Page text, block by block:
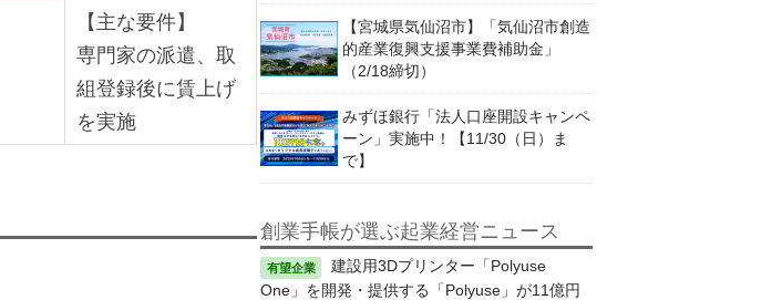
【主な要件】
専門家の派遣、取
組登録後に賃上げ
を実施
【宮城県気仙沼市】「気仙沼市創造
的産業復興支援事業費補助金」
（2/18締切）
みずほ銀行「法人口座開設キャンペ
ーン」実施中！【11/30（日）ま
で】
創業手帳が選ぶ起業経営ニュース
建設用3Dプリンター「Polyuse
One」を開発・提供する「Polyuse」が11億円